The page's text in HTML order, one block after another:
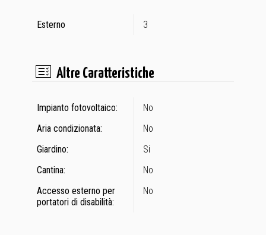
Esterno 3
Altre Caratteristiche
Impianto fotovoltaico:
No
Aria condizionata:
No
Giardino:
Si
Cantina:
No
Accesso esterno per
portatori di disabilità:
No